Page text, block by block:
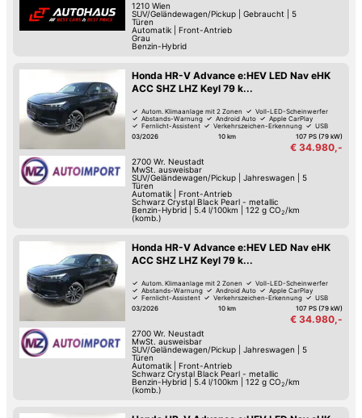
1210 Wien
SUV/Geländewagen/Pickup| Gebraucht
5
Türen
Automatik| Front-Antrieb
Grau
Benzin-Hybrid
Honda HR-V Advance e:HEV LED Nav eHK
ACC SHZ LHZ Keyl 79 k...
Autom. Klimaanlage mit 2 Zonen
Voll-LED-Scheinwerfer
Abstands-Warnung
Android Auto
Apple CarPlay
Fernlicht-Assistent
Verkehrszeichen-Erkennung
USB
03/2026
10 km 107 PS (79 kW)
€ 34.980,-
2700 Wr. Neustadt
MwSt. ausweisbar
SUV/Geländewagen/Pickup| Jahreswagen
5
Türen
Automatik| Front-Antrieb
Schwarz Crystal Black Pearl - metallic
Benzin-Hybrid
5.4 l/100km 122 g CO2 /km
(komb.)
Honda HR-V Advance e:HEV LED Nav eHK
ACC SHZ LHZ Keyl 79 k...
Autom. Klimaanlage mit 2 Zonen
Voll-LED-Scheinwerfer
Abstands-Warnung
Android Auto
Apple CarPlay
Fernlicht-Assistent
Verkehrszeichen-Erkennung
USB
03/2026
10 km 107 PS (79 kW)
€ 34.980,-
2700 Wr. Neustadt
MwSt. ausweisbar
SUV/Geländewagen/Pickup| Jahreswagen
5
Türen
Automatik| Front-Antrieb
Schwarz Crystal Black Pearl - metallic
Benzin-Hybrid
5.4 l/100km 122 g CO2 /km
(komb.)